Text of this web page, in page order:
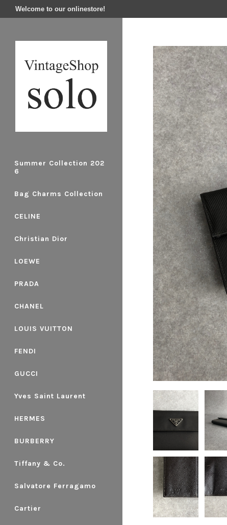
Welcome to our onlinestore!
Summer Collection 202
6
Bag Charms Collection
CELINE
Christian Dior
LOEWE
PRADA
CHANEL
LOUIS VUITTON
FENDI
GUCCI
Yves Saint Laurent
HERMES
BURBERRY
Tiffany & Co.
Salvatore Ferragamo
Cartier